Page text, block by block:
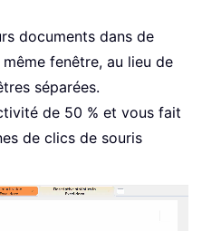
documents dans de
fenêtre, au lieu de
séparées.
de 50 % et vous fait
de clics de souris